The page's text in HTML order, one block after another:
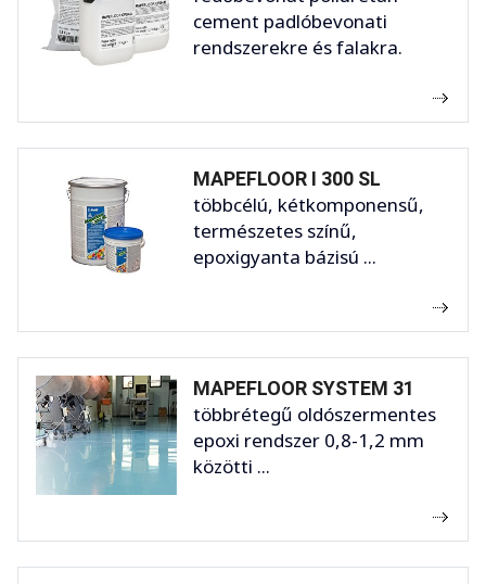
cement padlóbevonati
rendszerekre és falakra.
MAPEFLOOR I 300 SL
többcélú, kétkomponensű,
természetes színű,
epoxigyanta bázisú ...
MAPEFLOOR SYSTEM 31
többrétegű oldószermentes
epoxi rendszer 0,8-1,2 mm
közötti ...